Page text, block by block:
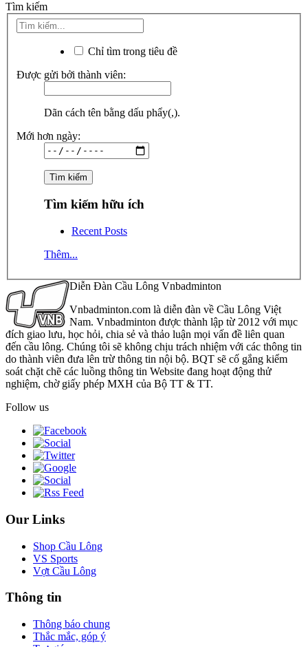
Tìm kiếm
Chỉ tìm trong tiêu đề
Được gửi bởi thành viên:
Dãn cách tên bằng dấu phẩy(,).
Mới hơn ngày:
Tìm kiếm hữu ích
Recent Posts
Thêm...
Diễn Đàn Cầu Lông Vnbadminton
Vnbadminton.com là diễn đàn về Cầu Lông Việt
Nam. Vnbadminton được thành lập từ 2012 với mục
đích giao lưu, học hỏi, chia sẻ và thảo luận mọi vấn đề liên quan
đến cầu lông. Chúng tôi sẽ không chịu trách nhiệm với các thông tin
do thành viên đưa lên trừ thông tin nội bộ. BQT sẽ cố gắng kiểm
soát chặt chẽ các luồng thông tin Website đang hoạt động thử
nghiệm, chờ giấy phép MXH của Bộ TT & TT.
Follow us
Our Links
Shop Cầu Lông
VS Sports
Vợt Cầu Lông
Thông tin
Thông báo chung
Thắc mắc, góp ý